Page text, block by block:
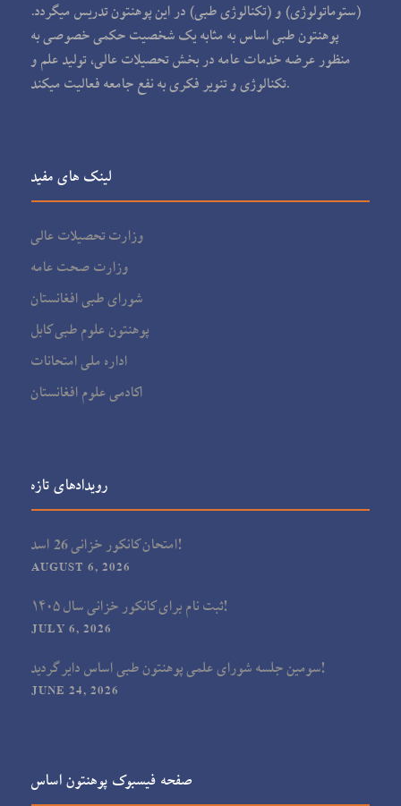
(ستوماتولوژی) و (تکنالوژی طبی) در این پوهنتون تدریس می‏گردد.
پوهنتون طبی اساس به مثابه یک شخصیت حکمی خصوصی به
منظور عرضه خدمات عامه در بخش تحصیلات عالی، تولید علم و
تکنالوژی و تنویر فکری به نفع جامعه فعالیت می‏کند.
لینک های مفید
وزارت تحصیلات عالی
وزارت صحت عامه
شورای طبی افغانستان
پوهنتون علوم طبی کابل
اداره ملی امتحانات
اکادمی علوم افغانستان
رویدادهای تازه
امتحان کانکور خزانی 26 اسد!
AUGUST 6, 2026
ثبت نام برای کانکور خزانی سال ۱۴۰۵!
JULY 6, 2026
سومین جلسه شورای علمی پوهنتون طبی اساس دایر گردید!
JUNE 24, 2026
صفحه فیسبوک پوهنتون اساس